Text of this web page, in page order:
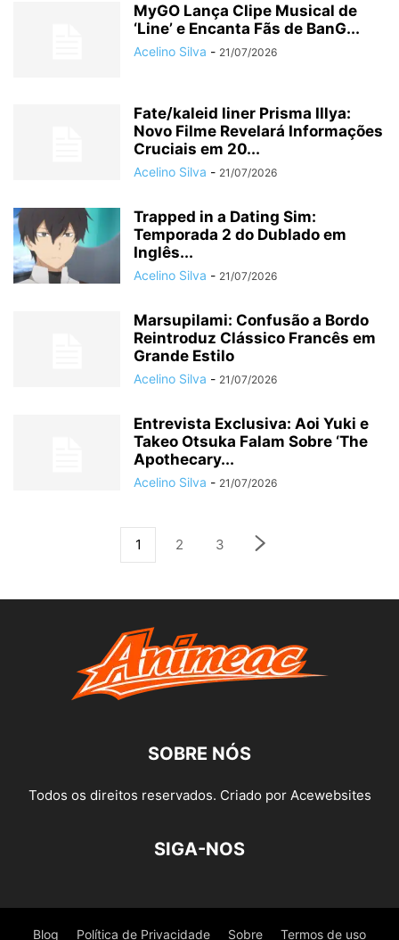
MyGO Lança Clipe Musical de
‘Line’ e Encanta Fãs de BanG...
Acelino Silva - 21/07/2026
Fate/kaleid liner Prisma Illya:
Novo Filme Revelará Informações
Cruciais em 20...
Acelino Silva - 21/07/2026
Trapped in a Dating Sim:
Temporada 2 do Dublado em
Inglês...
Acelino Silva - 21/07/2026
Marsupilami: Confusão a Bordo
Reintroduz Clássico Francês em
Grande Estilo
Acelino Silva - 21/07/2026
Entrevista Exclusiva: Aoi Yuki e
Takeo Otsuka Falam Sobre ‘The
Apothecary...
Acelino Silva - 21/07/2026
1 2 3
SOBRE NÓS
Todos os direitos reservados. Criado por Acewebsites
SIGA-NOS
Blog Política de Privacidade Sobre Termos de uso